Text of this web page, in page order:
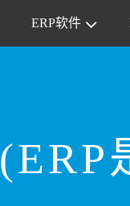
ERP软件
(ERP